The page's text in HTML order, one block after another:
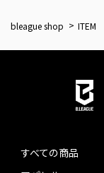
bleague shop ITEM
すべての商品